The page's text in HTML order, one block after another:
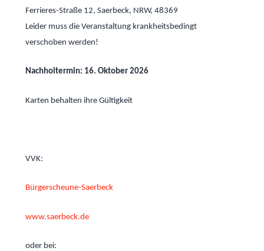
Ferrieres-Straße 12, Saerbeck, NRW, 48369
Leider muss die Veranstaltung krankheitsbedingt
verschoben werden!
Nachholtermin: 16. Oktober 2026
Karten behalten ihre Gültigkeit
VVK:
Bürgerscheune-Saerbeck
www.saerbeck.de
oder bei: